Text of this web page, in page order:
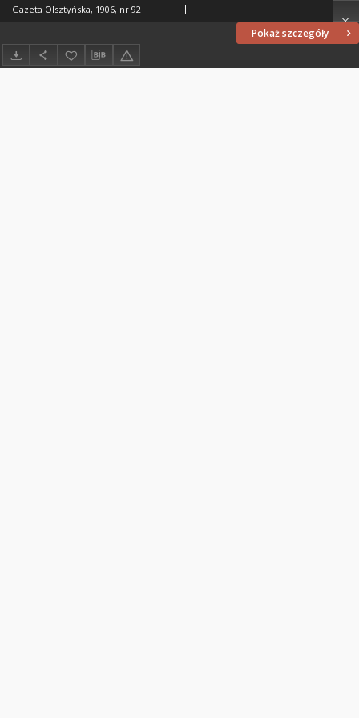
Pokaż szczegóły
Gazeta Olsztyńska, 1906, nr 92